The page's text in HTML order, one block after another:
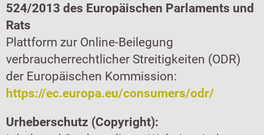
524/2013 des Europäischen Parlaments und
Rats
Plattform zur Online-Beilegung
verbraucherrechtlicher Streitigkeiten (ODR)
der Europäischen Kommission:
https://ec.europa.eu/consumers/odr/
Urheberschutz (Copyright):